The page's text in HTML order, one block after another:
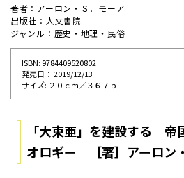
著者：アーロン・Ｓ．モーア
出版社：人文書院
ジャンル：歴史・地理・民俗
ISBN: 9784409520802
発売⽇： 2019/12/13
サイズ: ２０ｃｍ／３６７ｐ
「大東亜」を建設する 帝
オロギー ［著］アーロン